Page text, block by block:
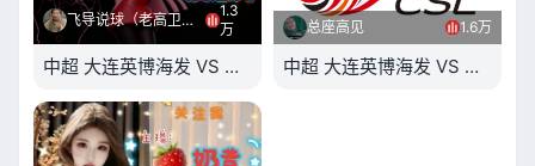
飞导说球（老高卫星）
1.3
万
中超 大连英博海发 VS 辽宁铁人楠波湾
总座高见 1.6万
中超 大连英博海发 VS 辽宁铁